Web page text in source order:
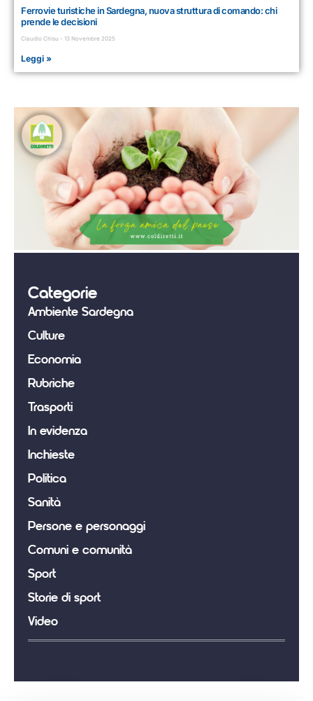
Ferrovie turistiche in Sardegna, nuova struttura di comando: chi
prende le decisioni
Claudio Chisu 13 Novembre 2025
Leggi »
Categorie
Ambiente Sardegna
Culture
Economia
Rubriche
Trasporti
In evidenza
Inchieste
Politica
Sanità
Persone e personaggi
Comuni e comunità
Sport
Storie di sport
Video